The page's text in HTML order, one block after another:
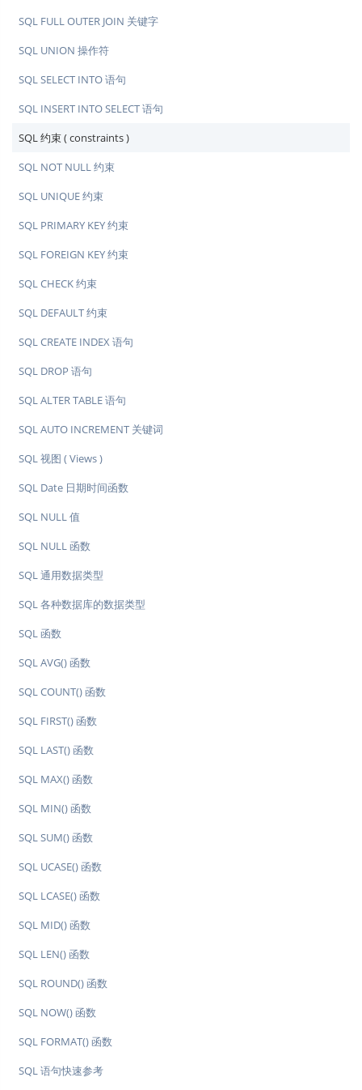
SQL FULL OUTER JOIN 关键字
SQL UNION 操作符
SQL SELECT INTO 语句
SQL INSERT INTO SELECT 语句
SQL 约束 ( constraints )
SQL NOT NULL 约束
SQL UNIQUE 约束
SQL PRIMARY KEY 约束
SQL FOREIGN KEY 约束
SQL CHECK 约束
SQL DEFAULT 约束
SQL CREATE INDEX 语句
SQL DROP 语句
SQL ALTER TABLE 语句
SQL AUTO INCREMENT 关键词
SQL 视图 ( Views )
SQL Date 日期时间函数
SQL NULL 值
SQL NULL 函数
SQL 通用数据类型
SQL 各种数据库的数据类型
SQL 函数
SQL AVG() 函数
SQL COUNT() 函数
SQL FIRST() 函数
SQL LAST() 函数
SQL MAX() 函数
SQL MIN() 函数
SQL SUM() 函数
SQL UCASE() 函数
SQL LCASE() 函数
SQL MID() 函数
SQL LEN() 函数
SQL ROUND() 函数
SQL NOW() 函数
SQL FORMAT() 函数
SQL 语句快速参考